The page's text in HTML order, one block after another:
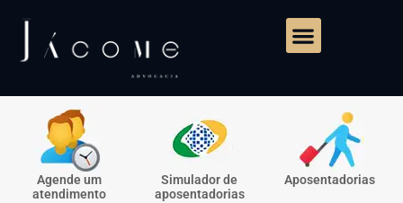
Agende um
atendimento
Simulador de
aposentadorias
Aposentadorias